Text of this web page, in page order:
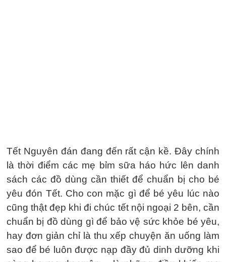
Tết Nguyên đán đang đến rất cận kề. Đây chính
là thời điểm các mẹ bỉm sữa háo hức lên danh
sách các đồ dùng cần thiết để chuẩn bị cho bé
yêu đón Tết. Cho con mặc gì để bé yêu lúc nào
cũng thật đẹp khi đi chúc tết nội ngoại 2 bên, cần
chuẩn bị đồ dùng gì để bảo vệ sức khỏe bé yêu,
hay đơn giản chỉ là thu xếp chuyện ăn uống làm
sao để bé luôn được nạp đầy đủ dinh dưỡng khi